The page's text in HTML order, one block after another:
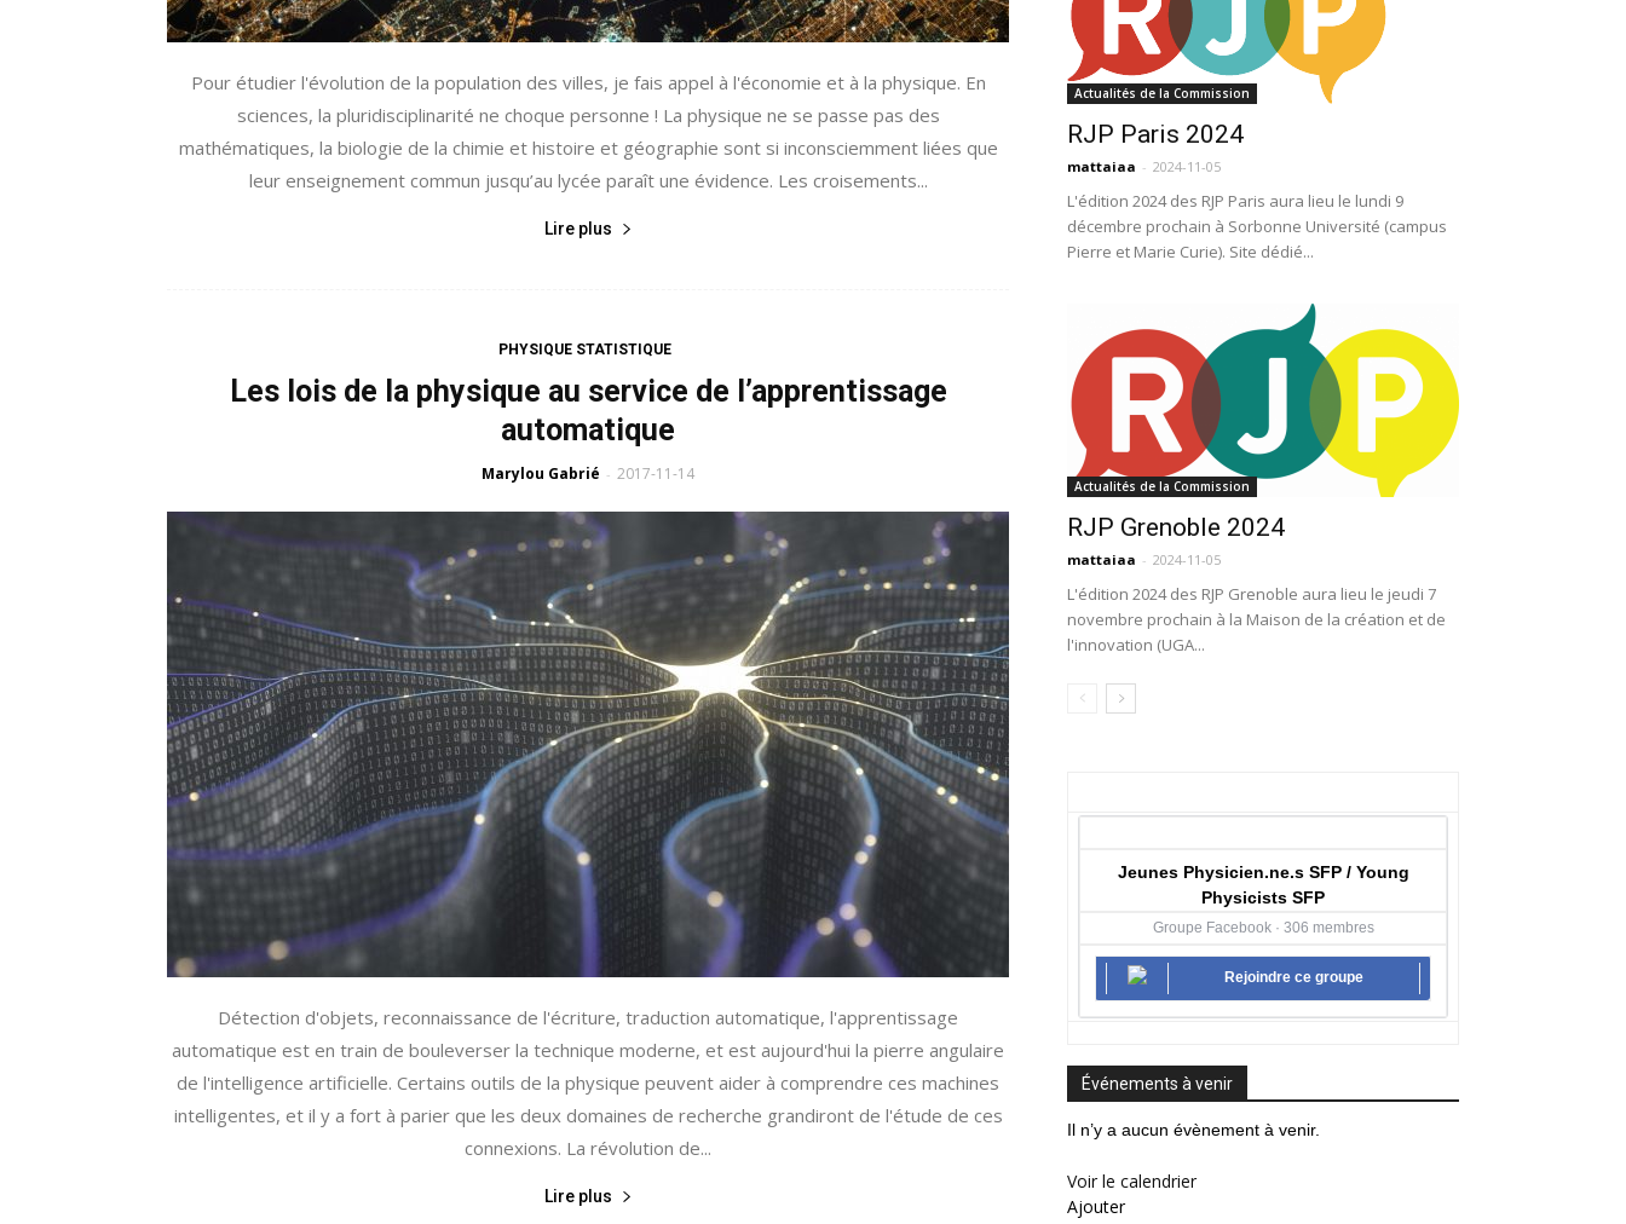
Pour étudier l'évolution de la population des villes, je fais appel à l'économie et à la physique. En
sciences, la pluridisciplinarité ne choque personne ! La physique ne se passe pas des
mathématiques, la biologie de la chimie et histoire et géographie sont si inconsciemment liées que
leur enseignement commun jusqu’au lycée paraît une évidence. Les croisements...
Lire plus
PHYSIQUE STATISTIQUE
Les lois de la physique au service de l’apprentissage
automatique
Marylou Gabrié - 2017-11-14
Détection d'objets, reconnaissance de l'écriture, traduction automatique, l'apprentissage
automatique est en train de bouleverser la technique moderne, et est aujourd'hui la pierre angulaire
de l'intelligence artificielle. Certains outils de la physique peuvent aider à comprendre ces machines
intelligentes, et il y a fort à parier que les deux domaines de recherche grandiront de l'étude de ces
connexions. La révolution de...
Lire plus
Actualités de la Commission
RJP Paris 2024
mattaiaa - 2024-11-05
L'édition 2024 des RJP Paris aura lieu le lundi 9
décembre prochain à Sorbonne Université (campus
Pierre et Marie Curie). Site dédié...
Actualités de la Commission
RJP Grenoble 2024
mattaiaa - 2024-11-05
L'édition 2024 des RJP Grenoble aura lieu le jeudi 7
novembre prochain à la Maison de la création et de
l'innovation (UGA...
Jeunes Physicien.ne.s SFP / Young
Physicists SFP
Groupe Facebook · 306 membres
Rejoindre ce groupe
Événements à venir
Il n’y a aucun évènement à venir.
Voir le calendrier
Ajouter